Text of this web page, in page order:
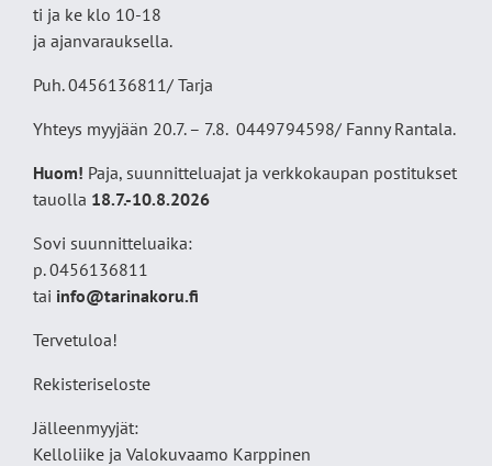
ti ja ke klo 10-18
ja ajanvarauksella.
Puh. 0456136811/ Tarja
Yhteys myyjään 20.7. – 7.8. 0449794598/ Fanny Rantala.
Huom! Paja, suunnitteluajat ja verkkokaupan postitukset
tauolla 18.7.-10.8.2026
Sovi suunnitteluaika:
p. 0456136811
tai info@tarinakoru.fi
Tervetuloa!
Rekisteriseloste
Jälleenmyyjät:
Kelloliike ja Valokuvaamo Karppinen